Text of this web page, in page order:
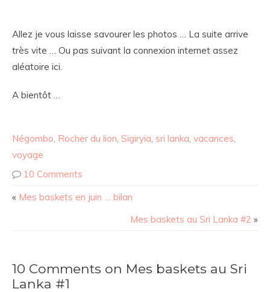
Allez je vous laisse savourer les photos … La suite arrive
très vite … Ou pas suivant la connexion internet assez
aléatoire ici.
A bientôt …
Négombo, Rocher du lion, Sigiryia, sri lanka, vacances,
voyage
10 Comments
« Mes baskets en juin … bilan
Mes baskets au Sri Lanka #2 »
10 Comments on Mes baskets au Sri
Lanka #1